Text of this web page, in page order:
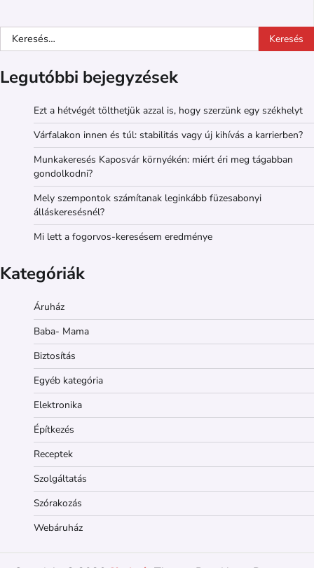
Keresés:
Legutóbbi bejegyzések
Ezt a hétvégét tölthetjük azzal is, hogy szerzünk egy székhelyt
Várfalakon innen és túl: stabilitás vagy új kihívás a karrierben?
Munkakeresés Kaposvár környékén: miért éri meg tágabban
gondolkodni?
Mely szempontok számítanak leginkább füzesabonyi
álláskeresésnél?
Mi lett a fogorvos-keresésem eredménye
Kategóriák
Áruház
Baba- Mama
Biztosítás
Egyéb kategória
Elektronika
Építkezés
Receptek
Szolgáltatás
Szórakozás
Webáruház